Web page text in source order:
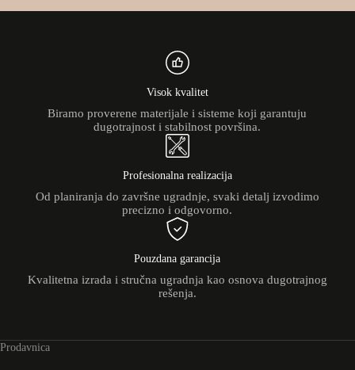
Visok kvalitet
Biramo proverene materijale i sisteme koji garantuju
dugotrajnost i stabilnost površina.
Profesionalna realizacija
Od planiranja do završne ugradnje, svaki detalj izvodimo
precizno i odgovorno.
Pouzdana garancija
Kvalitetna izrada i stručna ugradnja kao osnova dugotrajnog
rešenja.
Prodavnica